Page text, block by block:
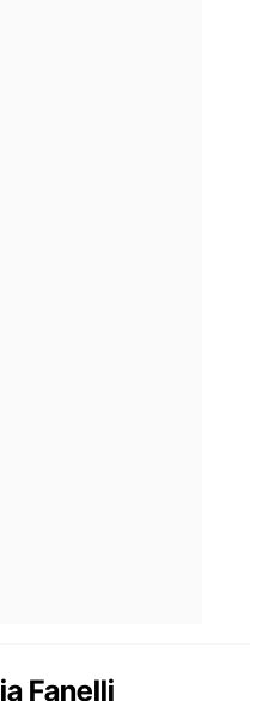
Fanelli